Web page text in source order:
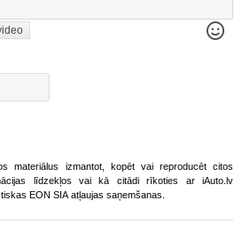
materiālus izmantot, kopēt vai reproducēt citos
līdzekļos vai kā citādi rīkoties ar iAuto.lv
EON SIA atļaujas saņemšanas.